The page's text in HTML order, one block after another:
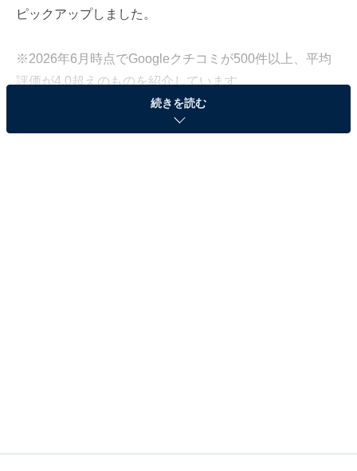
ピックアップしました。
※2026年6月時点でGoogleクチコミが500件以上、平均
評価が4.0超えのものを紹介しています
この記事の執筆者： All About ニュース お買
続きを読む